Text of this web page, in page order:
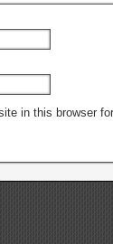
in this browser